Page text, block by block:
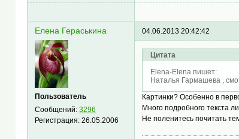
Елена Гераськина
Пользователь
Сообщений:3296
Регистрация:26.05.2006
04.06.2013 20:42:42
Цитата
Elena-Elena пишет:
Наталья Гармашева ,
Картинки? Особенно в
Много подробного текста
Не поленитесь почитать